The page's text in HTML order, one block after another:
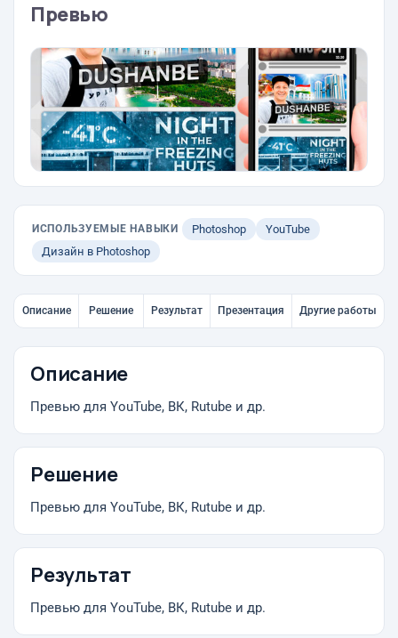
Превью
ИСПОЛЬЗУЕМЫЕ НАВЫКИ Photoshop
YouTube
Дизайн в Photoshop
Описание Решение Результат Презентация Другие работы
Описание
Превью для YouTube, ВК, Rutube и др.
Решение
Превью для YouTube, ВК, Rutube и др.
Результат
Превью для YouTube, ВК, Rutube и др.